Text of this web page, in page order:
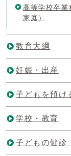
高等学校卒業
家庭）
教育大綱
妊娠・出産
子どもを預け
学校・教育
子どもの健診